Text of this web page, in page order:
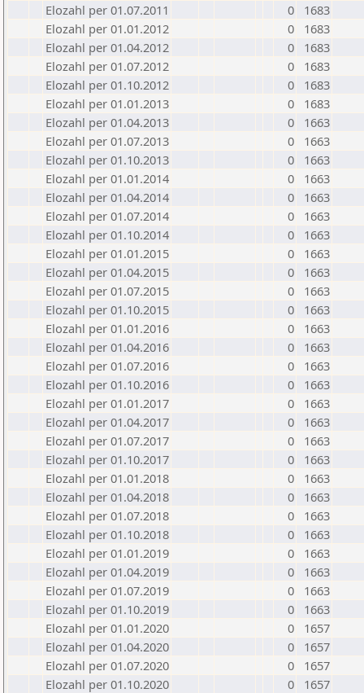
Elozahl per 01.07.2011
0
1683
Elozahl per 01.01.2012
0
1683
Elozahl per 01.04.2012
0
1683
Elozahl per 01.07.2012
0
1683
Elozahl per 01.10.2012
0
1683
Elozahl per 01.01.2013
0
1683
Elozahl per 01.04.2013
0
1663
Elozahl per 01.07.2013
0
1663
Elozahl per 01.10.2013
0
1663
Elozahl per 01.01.2014
0
1663
Elozahl per 01.04.2014
0
1663
Elozahl per 01.07.2014
0
1663
Elozahl per 01.10.2014
0
1663
Elozahl per 01.01.2015
0
1663
Elozahl per 01.04.2015
0
1663
Elozahl per 01.07.2015
0
1663
Elozahl per 01.10.2015
0
1663
Elozahl per 01.01.2016
0
1663
Elozahl per 01.04.2016
0
1663
Elozahl per 01.07.2016
0
1663
Elozahl per 01.10.2016
0
1663
Elozahl per 01.01.2017
0
1663
Elozahl per 01.04.2017
0
1663
Elozahl per 01.07.2017
0
1663
Elozahl per 01.10.2017
0
1663
Elozahl per 01.01.2018
0
1663
Elozahl per 01.04.2018
0
1663
Elozahl per 01.07.2018
0
1663
Elozahl per 01.10.2018
0
1663
Elozahl per 01.01.2019
0
1663
Elozahl per 01.04.2019
0
1663
Elozahl per 01.07.2019
0
1663
Elozahl per 01.10.2019
0
1663
Elozahl per 01.01.2020
0
1657
Elozahl per 01.04.2020
0
1657
Elozahl per 01.07.2020
0
1657
Elozahl per 01.10.2020
0
1657